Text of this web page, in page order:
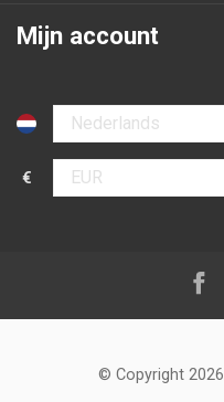
Mijn account
Selecteer taal
€
Selecteer valuta
Volg
© Copyright 2026